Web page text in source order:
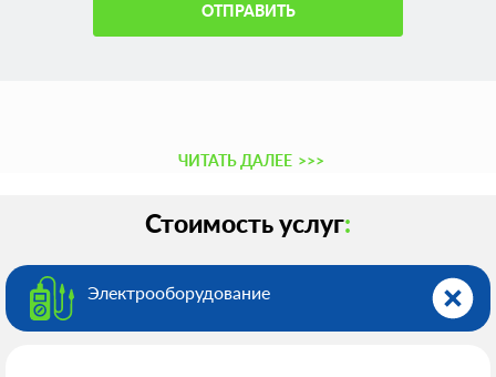
ОТПРАВИТЬ
ЧИТАТЬ ДАЛЕЕ >>>
Стоимость услуг:
Электрооборудованиe